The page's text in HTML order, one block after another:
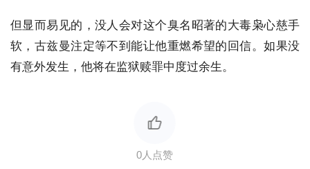
但显而易见的，没人会对这个臭名昭著的大毒枭心慈手
软，古兹曼注定等不到能让他重燃希望的回信。如果没
有意外发生，他将在监狱赎罪中度过余生。